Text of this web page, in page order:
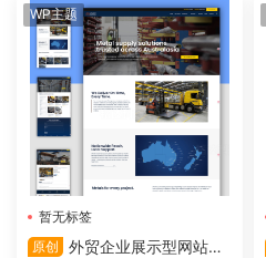
WP主题
暂无标签
原创
外贸企业展示型网站wo